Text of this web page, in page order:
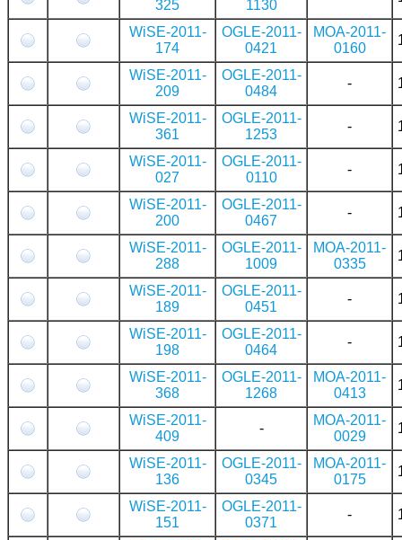
325
1130
WiSE-2011-
174
OGLE-2011-
0421
MOA-2011-
0160
WiSE-2011-
209
OGLE-2011-
0484
-
WiSE-2011-
361
OGLE-2011-
1253
-
WiSE-2011-
027
OGLE-2011-
0110
-
WiSE-2011-
200
OGLE-2011-
0467
-
WiSE-2011-
288
OGLE-2011-
1009
MOA-2011-
0335
WiSE-2011-
189
OGLE-2011-
0451
-
WiSE-2011-
198
OGLE-2011-
0464
-
WiSE-2011-
368
OGLE-2011-
1268
MOA-2011-
0413
WiSE-2011-
409
-
MOA-2011-
0029
WiSE-2011-
136
OGLE-2011-
0345
MOA-2011-
0175
WiSE-2011-
151
OGLE-2011-
0371
-